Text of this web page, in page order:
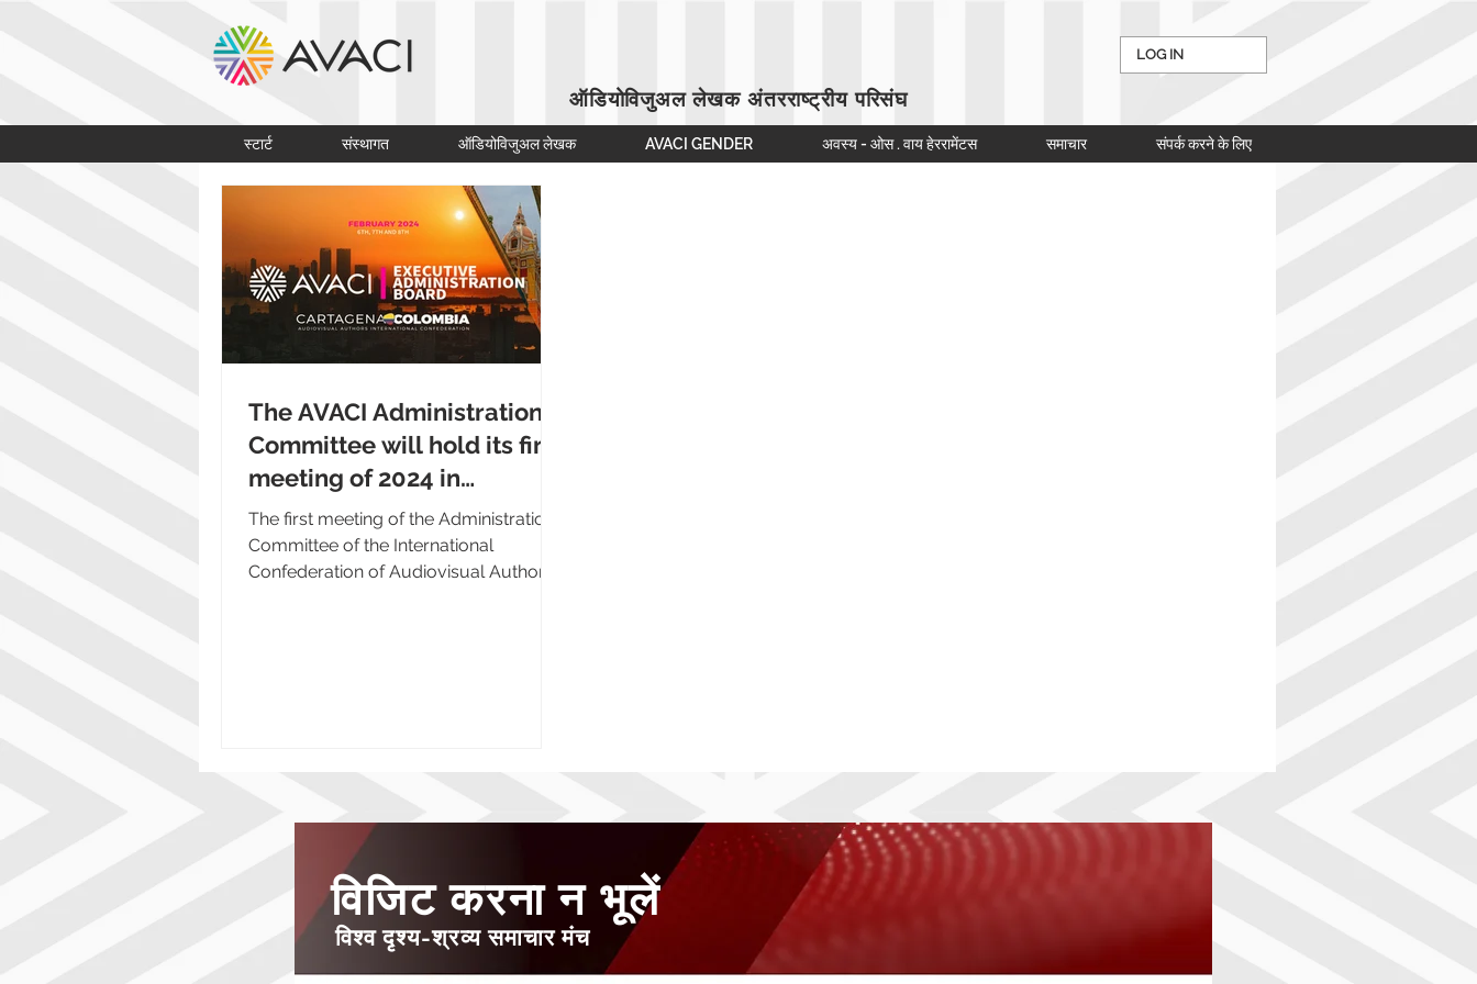
LOG IN
ऑडियोविजुअल लेखक अंतरराष्ट्रीय परिसंघ
स्टार्ट संस्थागत ऑडियोविजुअल लेखक AVACI GENDER अवस्य - ओस . वाय हेररामेंटस समाचार संपर्क करने के लिए
The AVACI Administration
Committee will hold its first
meeting of 2024 in
Cartagena, Colombia
The first meeting of the Administration
Committee of the International
Confederation of Audiovisual Authors
विजिट करना न भूलें
विश्व दृश्य-श्रव्य समाचार मंच